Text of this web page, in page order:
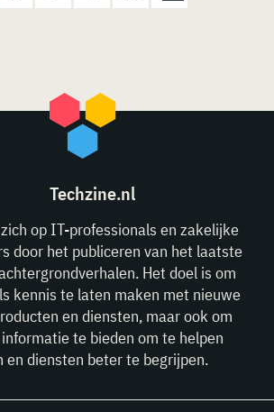
Techzine.nl
op IT-professionals en zakelijke
door het publiceren van het laatste
Het doel is om
kennis te laten maken met nieuwe
en diensten, maar ook om
te bieden om te helpen
en diensten beter te begrijpen.